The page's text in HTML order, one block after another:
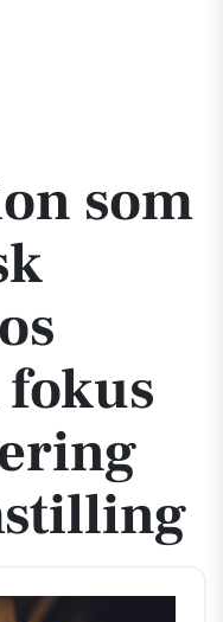
hos Civica med fokus på
som